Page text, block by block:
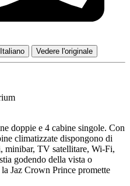
Italiano Vedere l'originale
doppie e 4 cabine singole. Con
climatizzate dispongono di
minibar, TV satellitare, Wi-Fi,
godendo della vista o
Jaz Crown Prince promette